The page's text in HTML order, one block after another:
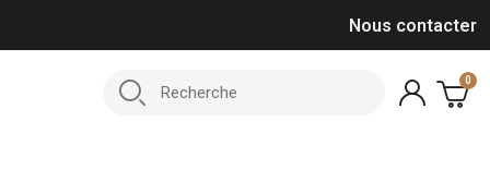
Nous contacter